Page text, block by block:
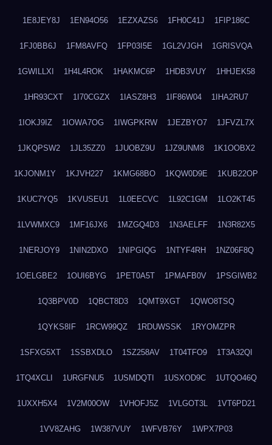
1E8JEY8J 1EN94O56 1EZXAZS6 1FH0C41J 1FIP186C
1FJ0BB6J 1FM8AVFQ 1FP03I5E 1GL2VJGH 1GRISVQA
1GWILLXI 1H4L4ROK 1HAKMC6P 1HDB3VUY 1HHJEK58
1HR93CXT 1I70CGZX 1IASZ8H3 1IF86W04 1IHA2RU7
1IOKJ9IZ 1IOWA7OG 1IWGPKRW 1JEZBYO7 1JFVZL7X
1JKQPSW2 1JL35ZZ0 1JUOBZ9U 1JZ9UNM8 1K1OOBX2
1KJONM1Y 1KJVH227 1KMG68BO 1KQW0D9E 1KUB22OP
1KUC7YQ5 1KVUSEU1 1L0EECVC 1L92C1GM 1LO2KT45
1LVWMXC9 1MF16JX6 1MZGQ4D3 1N3AELFF 1N3R82X5
1NERJOY9 1NIN2DXO 1NIPGIQG 1NTYF4RH 1NZ06F8Q
1OELGBE2 1OUI6BYG 1PET0A5T 1PMAFB0V 1PSGIWB2
1Q3BPV0D 1QBCT8D3 1QMT9XGT 1QWO8TSQ
1QYKS8IF 1RCW99QZ 1RDUWSSK 1RYOMZPR
1SFXG5XT 1SSBXDLO 1SZ258AV 1T04TFO9 1T3A32QI
1TQ4XCLI 1URGFNU5 1USMDQTI 1USXOD9C 1UTQO46Q
1UXXH5X4 1V2M00OW 1VHOFJ5Z 1VLGOT3L 1VT6PD21
1VV8ZAHG 1W387VUY 1WFVB76Y 1WPX7P03